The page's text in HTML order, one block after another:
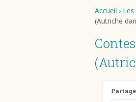
Accueil ›
(Autriche